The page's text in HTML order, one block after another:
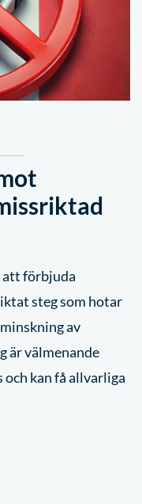
att förbjuda
steg som hotar
av
är välmenande
kan få allvarliga